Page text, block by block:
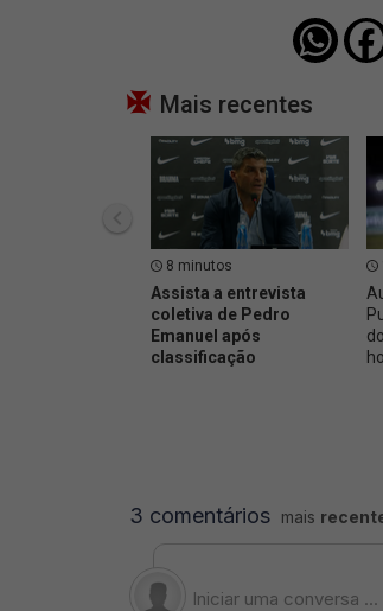
Mais recentes
8 minutos
Assista a entrevista
coletiva de Pedro
Emanuel após
classificação